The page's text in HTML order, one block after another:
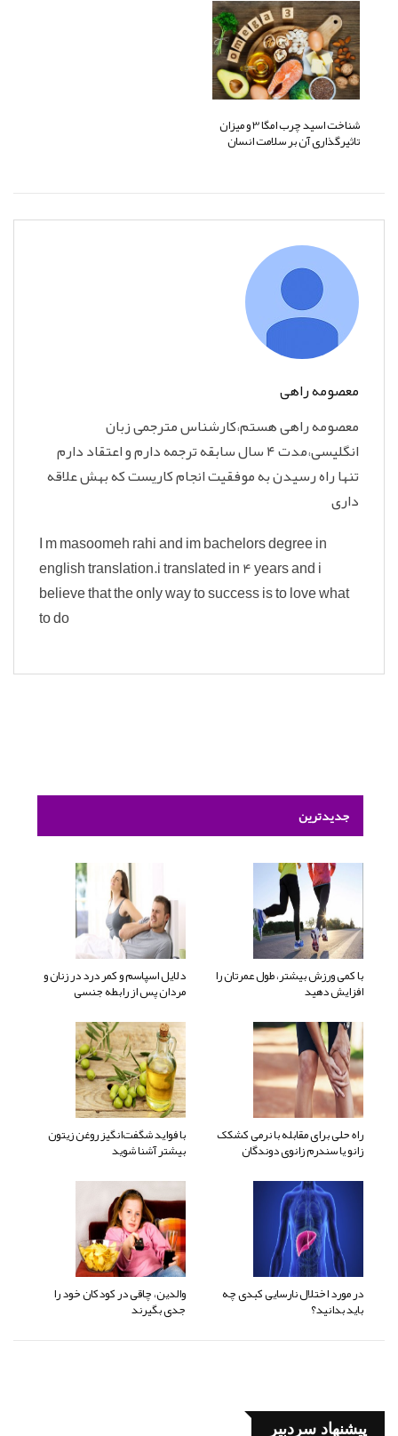
شناخت اسید چرب امگا 3 و میزان
تاثیرگذاری آن بر سلامت انسان
معصومه راهی
معصومه راهی هستم،کارشناس مترجمی زبان
انگلیسی،مدت ۴ سال سابقه ترجمه دارم و اعتقاد دارم
تنها راه رسیدن به موفقیت انجام کاریست که بهش علاقه
داری
I m masoomeh rahi and im bachelors degree in
english translation.i translated in 4 years and i
believe that the only way to success is to love what
to do
جدیدترین
با کمی ورزش بیشتر، طول عمرتان را
افزایش دهید
دلایل اسپاسم و کمر درد در زنان و
مردان پس از رابطه جنسی
راه حلی برای مقابله با نرمی کشکک
زانو یا سندرم زانوی دوندگان
با فواید شگفت‌انگیز روغن زیتون
بیشتر آشنا شوید
در مورد اختلال نارسایی کبدی چه
باید بدانید؟
والدین، چاقی در کودکان خود را
جدی بگیرند
پیشنهاد سردبیر